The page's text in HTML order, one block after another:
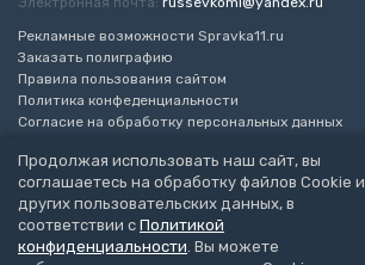
Продолжая использовать наш сайт, вы
соглашаетесь на обработку файлов Cookie и
других пользовательских данных, в
соответствии с Политикой
конфиденциальности. Вы можете
Рекламные возможности Spravka11.ru
Заказать полиграфию
Правила пользования сайтом
Политика конфеденциальности
Согласие на обработку персональных данных
Разработка сайта“ЭкспертБизнесГрупп”
© 2010-2026 Русский Север - Коми